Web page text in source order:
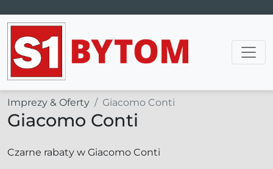
Main Navigation
Imprezy & Oferty Giacomo Conti
Giacomo Conti
Czarne rabaty w Giacomo Conti